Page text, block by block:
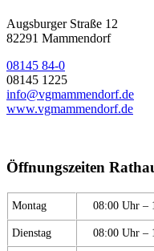
Augsburger Straße 12
82291 Mammendorf
08145 84-0
08145 1225
info@vgmammendorf.de
www.vgmammendorf.de
Öffnungszeiten
Montag 08:00 Uhr –
Dienstag 08:00 Uhr –